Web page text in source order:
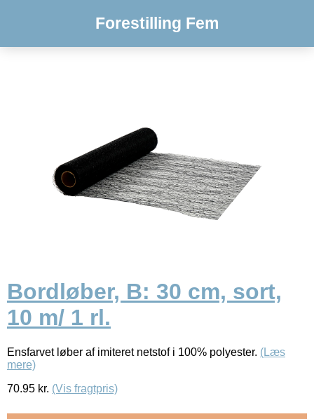
Forestilling Fem
Bordløber, B: 30 cm, sort,
10 m/ 1 rl.
Ensfarvet løber af imiteret netstof i 100% polyester. (Læs
mere)
70.95 kr. (Vis fragtpris)